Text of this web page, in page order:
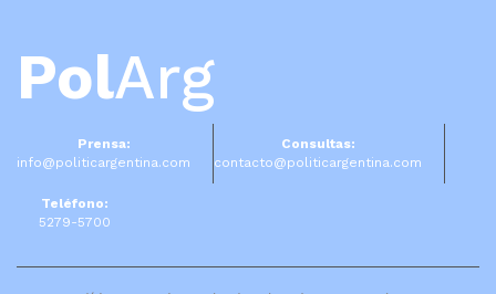
PolArg
Prensa:
info@politicargentina.com
Consultas:
contacto@politicargentina.com
Teléfono:
5279-5700